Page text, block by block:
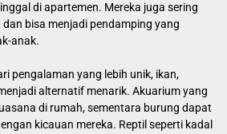
di apartemen. Mereka juga sering
bisa menjadi pendamping yang
anak.
pengalaman yang lebih unik, ikan,
alternatif menarik. Akuarium yang
di rumah, sementara burung dapat
kicauan mereka. Reptil seperti kadal